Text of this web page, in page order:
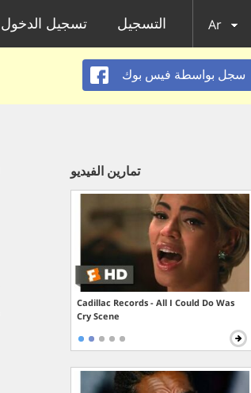
تسجيل الدخول التسجيل Ar
سجل بواسطة فيس بوك
تمارين الفيديو
Cadillac Records - All I Could Do Was
Cry Scene